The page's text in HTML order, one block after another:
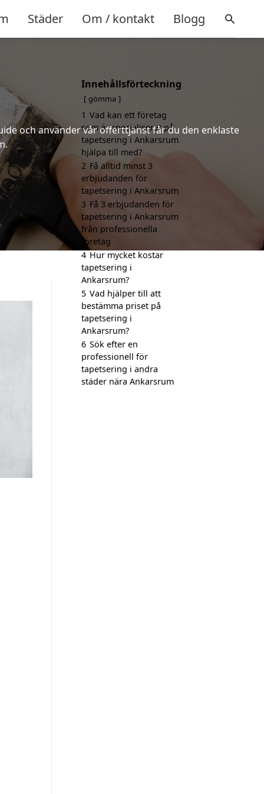
Städer Om / kontakt Blogg
och använder vår offerttjänst får du den enklaste
Innehållsförteckning
gömma
1 Vad kan ett företag
som är specialiserat på
tapetsering i Ankarsrum
hjälpa till med?
2 Få alltid minst 3
erbjudanden för
tapetsering i Ankarsrum
3 Få 3 erbjudanden för
tapetsering i Ankarsrum
från professionella
företag
4 Hur mycket kostar
tapetsering i
Ankarsrum?
5 Vad hjälper till att
bestämma priset på
tapetsering i
Ankarsrum?
6 Sök efter en
professionell för
tapetsering i andra
städer nära Ankarsrum